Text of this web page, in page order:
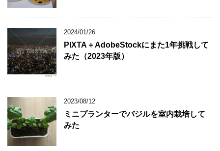
2024/01/26
PIXTA＋AdobeStockにまた1年挑戦して
みた（2023年版）
2023/08/12
ミニプランターでバジルを室内栽培して
みた